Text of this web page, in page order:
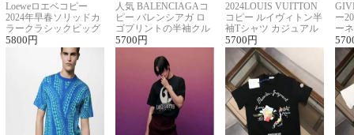
Loeweロエベコピー
2024年早春ソリッドカ
ラークラシックビッグ
ロゴ刺繍Tシャツ
5800 円
人気 BALENCIAGAコ
ピー バレンシアガ ロ
ゴプリントの半袖クル
ーネックTシャツ
5700 円
2024LOUIS VUITTON
コピー ルイヴィトン半
袖Tシャツ カジュアル
に馴染む 2色展開
5700 円
ー
ー
ー